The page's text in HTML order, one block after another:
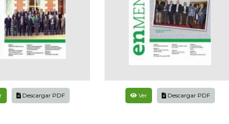
Descargar PDF Ver Descargar PDF